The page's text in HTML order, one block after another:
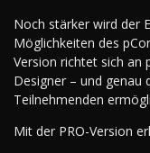
Noch stärker wird der
Möglichkeiten des
Version richtet sich an
Designer – und genau
Teilnehmenden
Mit der PRO-Version